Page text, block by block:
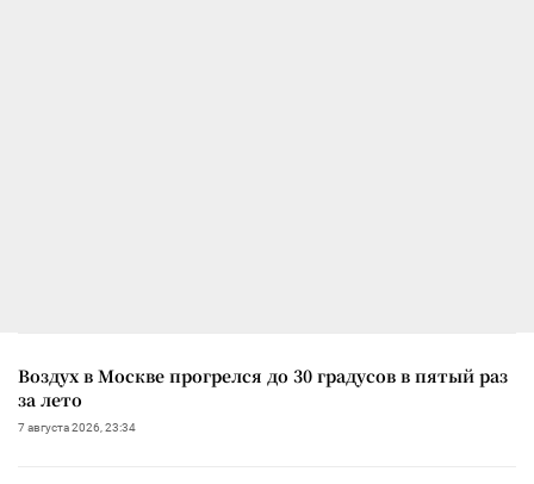
Воздух в Москве прогрелся до 30 градусов в пятый раз
за лето
7 августа 2026, 23:34